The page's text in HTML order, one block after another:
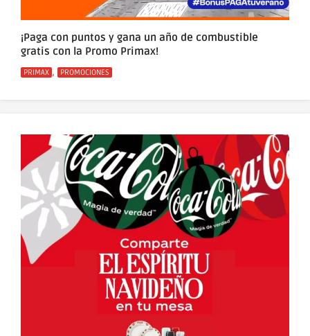
¡Paga con puntos y gana un año de combustible
gratis con la Promo Primax!
Categorías
PRIMAX , PROMOCIONES